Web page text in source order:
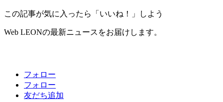
この記事が気に入ったら「いいね！」しよう
Web LEONの最新ニュースをお届けします。
フォロー
フォロー
友だち追加